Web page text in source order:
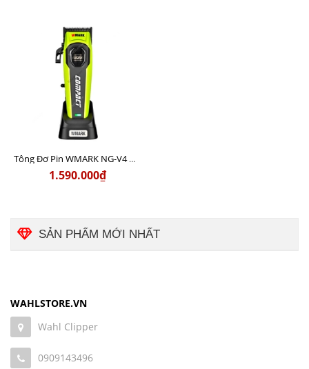
Tông Đơ Pin WMARK NG-V4 Động Cơ Không Chổi Than Chính Hãng
1.590.000₫
SẢN PHẨM MỚI NHẤT
WAHLSTORE.VN
Wahl Clipper
0909143496